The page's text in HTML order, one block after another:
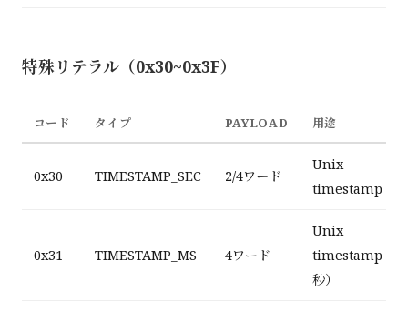
特殊リテラル（0x30~0x3F）
コード タイプ PAYLOAD 用途
0x30 TIMESTAMP_SEC 2/4ワード
Unix
timestamp（
0x31 TIMESTAMP_MS 4ワード
Unix
timestamp（
秒）